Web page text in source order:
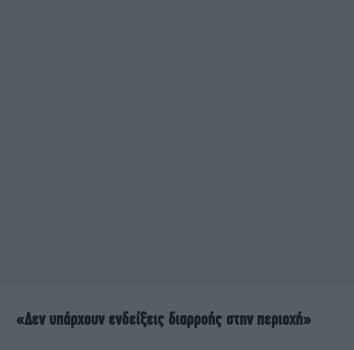
«Δεν υπάρχουν ενδείξεις διαρροής στην περιοχή»